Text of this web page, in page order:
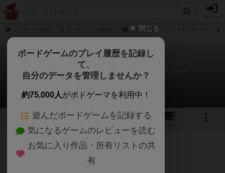
にゃんとマン パペットゼスチャー
にゃんとマン パペットゼスチャー
椿さんのレビュー
1 1 1
カフェ
111名 0名 0 5年以上前
レーティングが非公開に設定されたユーザー
閉じる
ボードゲームのプレイ履歴を記録し
て、
自分のデータを管理しませんか？
約75,000人がボドゲーマを利用中！
遊んだボードゲームを記録する
気になるゲームのレビューを読む
お気に入り作品・所有リストの共
有